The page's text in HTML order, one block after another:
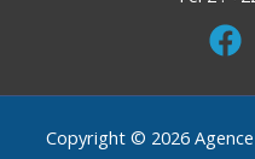
Copyright © 2026